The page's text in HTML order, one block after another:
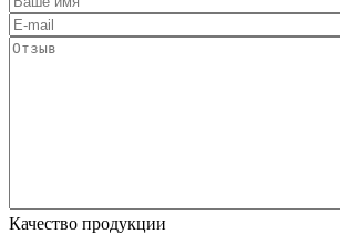
Качество продукции